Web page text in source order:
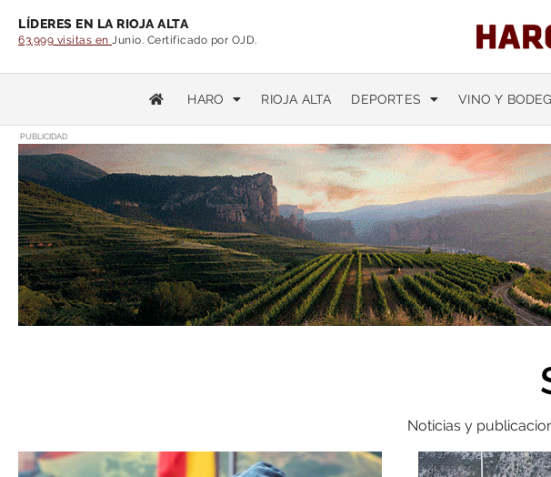
LÍDERES EN LA RIOJA ALTA
63.999 visitas en Junio. Certificado por OJD.
HARO RIOJA ALTA DEPORTES VINO Y
PUBLICIDAD
Noticias y